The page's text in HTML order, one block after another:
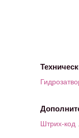
Штрих-код